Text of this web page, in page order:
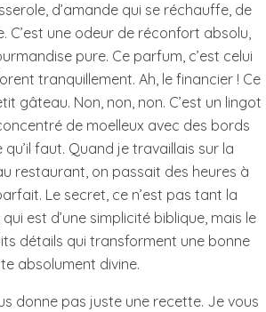
d’amande qui se réchauffe, de
C’est une odeur de réconfort absolu,
pure. Ce parfum, c’est celui
tranquillement. Ah, le financier ! Ce
gâteau. Non, non, non. C’est un lingot
de moelleux avec des bords
faut. Quand je travaillais sur la
restaurant, on passait des heures à
Le secret, ce n’est pas tant la
est d’une simplicité biblique, mais le
détails qui transforment une bonne
absolument divine.
donne pas juste une recette. Je vous